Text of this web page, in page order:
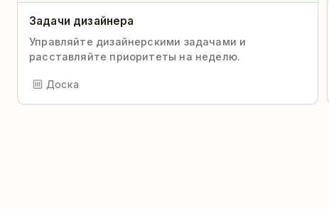
Задачи дизайнера
Управляйте дизайнерскими задачами и
расставляйте приоритеты на неделю.
Доска